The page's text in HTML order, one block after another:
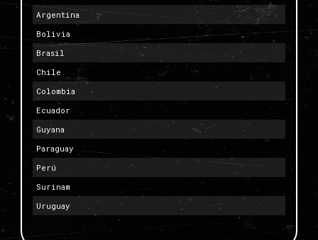
Argentina
Bolivia
Brasil
Chile
Colombia
Ecuador
Guyana
Paraguay
Perú
Surinam
Uruguay